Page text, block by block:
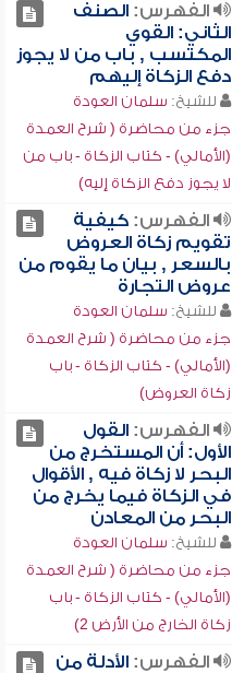
الفهرس:الصنف
الثاني: القوي
المكتسب , باب من لا يجوز
دفع الزكاة إليهم
للشيخ: سلمان العودة
جزء من محاضرة ( شرح العمدة
(الأمالي) - كتاب الزكاة - باب من
لا يجوز دفع الزكاة إليه)
الفهرس:كيفية
تقويم زكاة العروض
بالسعر , بيان ما يقوم من
عروض التجارة
للشيخ: سلمان العودة
جزء من محاضرة ( شرح العمدة
(الأمالي) - كتاب الزكاة - باب
زكاة العروض)
الفهرس:القول
الأول: أن المستخرج من
البحر لا زكاة فيه , الأقوال
في الزكاة فيما يخرج من
البحر من المعادن
للشيخ: سلمان العودة
جزء من محاضرة ( شرح العمدة
(الأمالي) - كتاب الزكاة - باب
زكاة الخارج من الأرض 2)
الفهرس:الأدلة من